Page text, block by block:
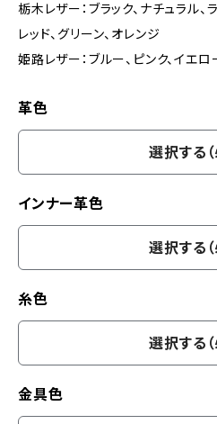
栃木レザー：ブラック、ナチュラル、
レッド、グリーン、オレンジ
姫路レザー：ブルー、ピンク、イエロ
革色
選択する（
インナー革色
選択する（
糸色
選択する（
金具色